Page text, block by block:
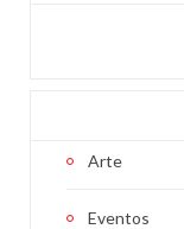
Arte
Eventos